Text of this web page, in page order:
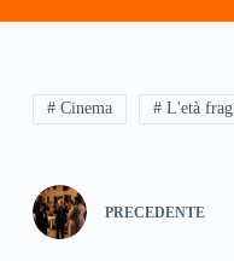
# Cinema # L'età
PRECEDENTE